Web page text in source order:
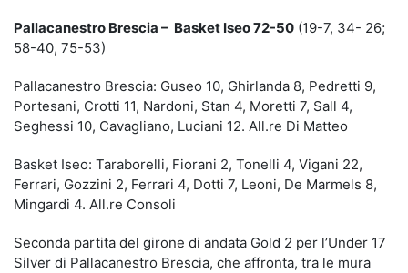
Pallacanestro Brescia – Basket Iseo 72-50 (19-7, 34- 26;
58-40, 75-53)
Pallacanestro Brescia: Guseo 10, Ghirlanda 8, Pedretti 9,
Portesani, Crotti 11, Nardoni, Stan 4, Moretti 7, Sall 4,
Seghessi 10, Cavagliano, Luciani 12. All.re Di Matteo
Basket Iseo: Taraborelli, Fiorani 2, Tonelli 4, Vigani 22,
Ferrari, Gozzini 2, Ferrari 4, Dotti 7, Leoni, De Marmels 8,
Mingardi 4. All.re Consoli
Seconda partita del girone di andata Gold 2 per l’Under 17
Silver di Pallacanestro Brescia, che affronta, tra le mura